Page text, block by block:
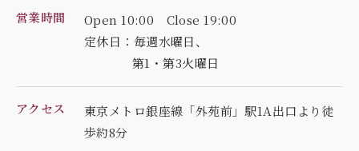
営業時間
Open 10:00 Close 19:00
定休日：毎週水曜日、
第1・第3火曜日
アクセス
東京メトロ銀座線「外苑前」駅1A出口より徒
歩約8分